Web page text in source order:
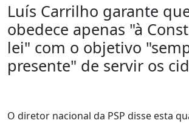
Luís Carrilho garante
obedece apenas "à
lei" com o objetivo
presente" de servir os
O diretor nacional da PSP disse esta